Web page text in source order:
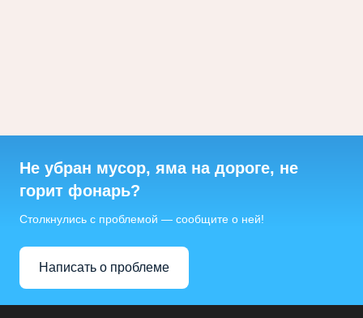
Не убран мусор, яма на дороге, не
горит фонарь?
Столкнулись с проблемой — сообщите о ней!
Написать о проблеме